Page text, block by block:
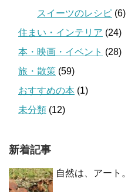
スイーツのレシピ (6)
住まい・インテリア (24)
本・映画・イベント (28)
旅・散策 (59)
おすすめの本 (1)
未分類 (12)
新着記事
自然は、アート